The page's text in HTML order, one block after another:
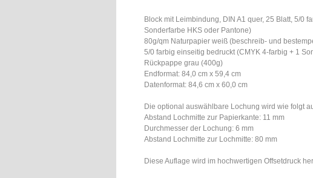
Block mit Leimbindung, DIN A1 quer, 25 Blatt, 5/0
Sonderfarbe HKS oder Pantone)
80g/qm Naturpapier weiß (beschreib- und
5/0 farbig einseitig bedruckt (CMYK 4-farbig + 1
Rückpappe grau (400g)
Endformat: 84,0 cm x 59,4 cm
Datenformat: 84,6 cm x 60,0 cm
Die optional auswählbare Lochung wird wie folgt
Abstand Lochmitte zur Papierkante: 11 mm
Durchmesser der Lochung: 6 mm
Abstand Lochmitte zur Lochmitte: 80 mm
Diese Auflage wird im hochwertigen Offsetdruck